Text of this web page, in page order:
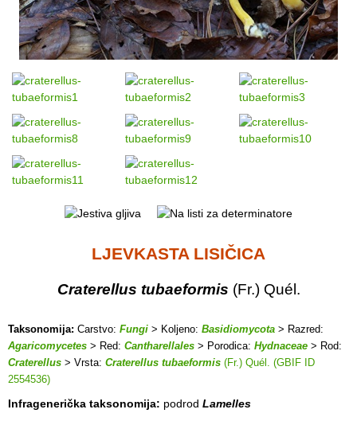
LJEVKASTA LISIČICA
Craterellus tubaeformis (Fr.) Quél.
Taksonomija: Carstvo: Fungi > Koljeno: Basidiomycota > Razred:
Agaricomycetes > Red: Cantharellales > Porodica: Hydnaceae > Rod:
Craterellus > Vrsta: Craterellus tubaeformis (Fr.) Quél. (GBIF ID
2554536)
Infragenerička taksonomija: podrod Lamelles